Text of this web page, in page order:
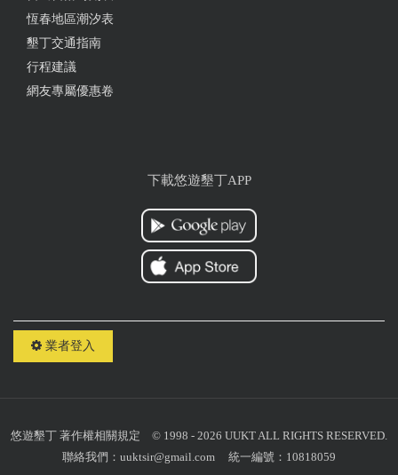
恆春地區潮汐表
墾丁交通指南
行程建議
網友專屬優惠卷
下載悠遊墾丁APP
業者登入
悠遊墾丁 著作權相關規定 © 1998 - 2026 UUKT ALL RIGHTS RESERVED.
聯絡我們： uuktsir@gmail.com 統一編號：10818059